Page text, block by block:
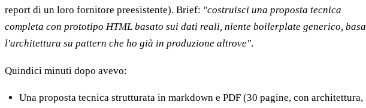
report di un loro fornitore preesistente). Brief: "costruisci una proposta tecnica
completa con prototipo HTML basato sui dati reali, niente boilerplate generico, basa
l'architettura su pattern che ho già in produzione altrove".
Quindici minuti dopo avevo:
Una proposta tecnica strutturata in markdown e PDF (30 pagine, con architettura,